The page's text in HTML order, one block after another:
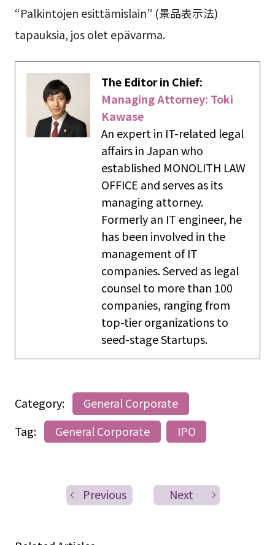
“Palkintojen esittämislain” (景品表示法)
tapauksia, jos olet epävarma.
The Editor in Chief:
Managing Attorney: Toki
Kawase
An expert in IT-related legal
affairs in Japan who
established MONOLITH LAW
OFFICE and serves as its
managing attorney.
Formerly an IT engineer, he
has been involved in the
management of IT
companies. Served as legal
counsel to more than 100
companies, ranging from
top-tier organizations to
seed-stage Startups.
Category:
General Corporate
Tag:
General Corporate IPO
Previous Next